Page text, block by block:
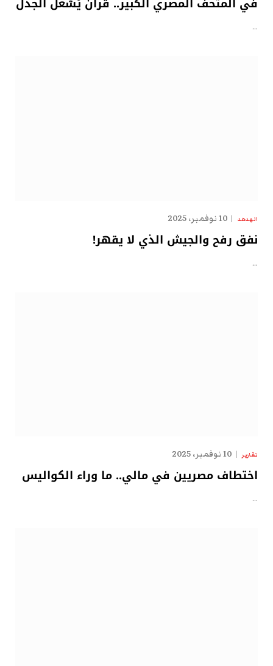
…
الهدهد 10 نوفمبر، 2025
نفق رفح والجيش الذي لا يقهر!
…
تقارير 10 نوفمبر، 2025
اختطاف مصريين في مالي.. ما وراء الكواليس
…